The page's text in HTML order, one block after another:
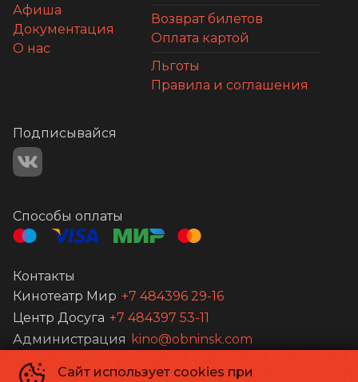
Сайт использует cookies при
Афиша
Документация
О нас
Возврат билетов
Оплата картой
Льготы
Правила и соглашения
Подписывайся
Способы оплаты
Контакты
Кинотеатр Мир +7 484396 29-16
Центр Досуга +7 484397 53-11
Администрация kino@obninsk.com